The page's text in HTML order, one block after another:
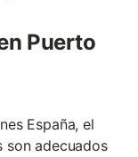
Puerto
España, el
son adecuados